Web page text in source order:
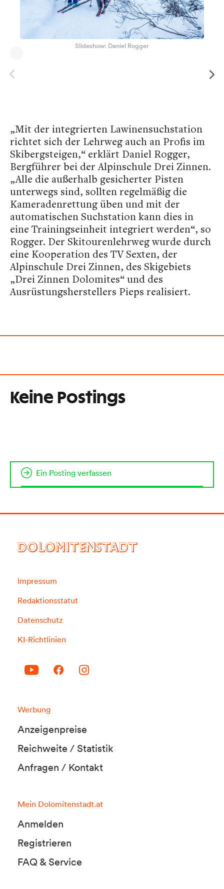
Slideshow: Daniel Rogger
„Mit der integrierten Lawinensuchstation
richtet sich der Lehrweg auch an Profis im
Skibergsteigen,“ erklärt Daniel Rogger,
Bergführer bei der Alpinschule Drei Zinnen.
„Alle die außerhalb gesicherter Pisten
unterwegs sind, sollten regelmäßig die
Kameradenrettung üben und mit der
automatischen Suchstation kann dies in
eine Trainingseinheit integriert werden“, so
Rogger. Der Skitourenlehrweg wurde durch
eine Kooperation des TV Sexten, der
Alpinschule Drei Zinnen, des Skigebiets
„Drei Zinnen Dolomites“ und des
Ausrüstungsherstellers Pieps realisiert.
Keine Postings
Ein Posting verfassen
DOLOMITENSTADT
Impressum
Redaktionsstatut
Datenschutz
KI-Richtlinien
Werbung
Anzeigenpreise
Reichweite / Statistik
Anfragen / Kontakt
Mein Dolomitenstadt.at
Anmelden
Registrieren
FAQ & Service